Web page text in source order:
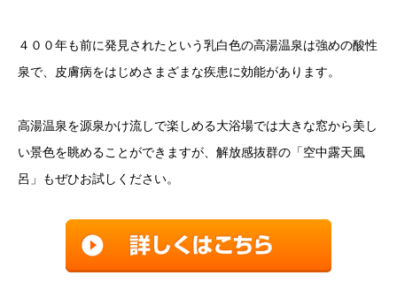
４００年も前に発見されたという乳白色の高湯温泉は強めの酸性
泉で、皮膚病をはじめさまざまな疾患に効能があります。
高湯温泉を源泉かけ流しで楽しめる大浴場では大きな窓から美し
い景色を眺めることができますが、解放感抜群の「空中露天風
呂」もぜひお試しください。